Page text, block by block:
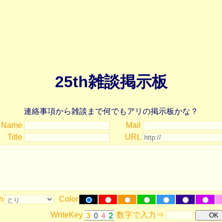
25th雑談掲示板
連絡事項から雑談まで何でもアリの掲示板かな？
Name
Mail
Title
URL
Color
WriteKey
数字で入力⇒